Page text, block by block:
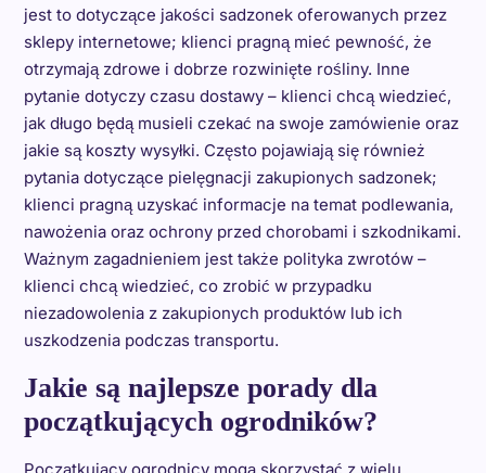
jest to dotyczące jakości sadzonek oferowanych przez
sklepy internetowe; klienci pragną mieć pewność, że
otrzymają zdrowe i dobrze rozwinięte rośliny. Inne
pytanie dotyczy czasu dostawy – klienci chcą wiedzieć,
jak długo będą musieli czekać na swoje zamówienie oraz
jakie są koszty wysyłki. Często pojawiają się również
pytania dotyczące pielęgnacji zakupionych sadzonek;
klienci pragną uzyskać informacje na temat podlewania,
nawożenia oraz ochrony przed chorobami i szkodnikami.
Ważnym zagadnieniem jest także polityka zwrotów –
klienci chcą wiedzieć, co zrobić w przypadku
niezadowolenia z zakupionych produktów lub ich
uszkodzenia podczas transportu.
Jakie są najlepsze porady dla
początkujących ogrodników?